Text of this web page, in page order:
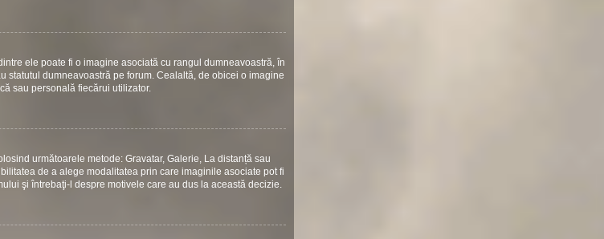
ele poate fi o imagine asociată cu rangul dumneavoastră, în
statutul dumneavoastră pe forum. Cealaltă, de obicei o imagine
sau personală fiecărui utilizator.
următoarele metode: Gravatar, Galerie, La distanță sau
de a alege modalitatea prin care imaginile asociate pot fi
şi întrebaţi-l despre motivele care au dus la această decizie.